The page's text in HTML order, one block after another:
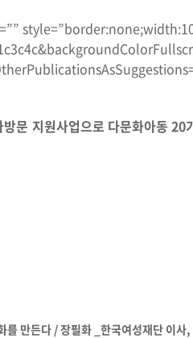
문 지원사업으로 다문화아동
를 만든다 / 장필화 _한국여성재단 이사